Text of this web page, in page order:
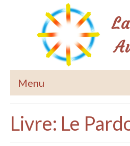
Menu
Le Pardon de Soi
Livre: Le